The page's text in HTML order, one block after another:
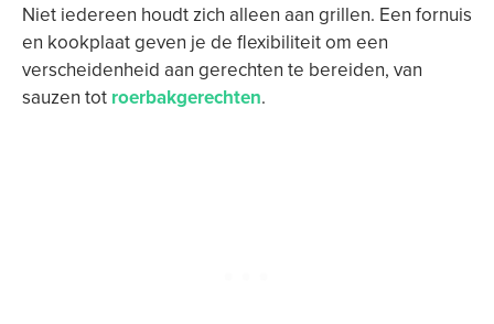
Niet iedereen houdt zich alleen aan grillen. Een fornuis
en kookplaat geven je de flexibiliteit om een
verscheidenheid aan gerechten te bereiden, van
sauzen tot roerbakgerechten.